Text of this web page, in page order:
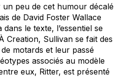
peu de cet humour décalé
de David Foster Wallace
le texte, l’essentiel se
Creation, Sullivan se fait des
motards et leur passé
associés au modèle
eux, Ritter, est présenté